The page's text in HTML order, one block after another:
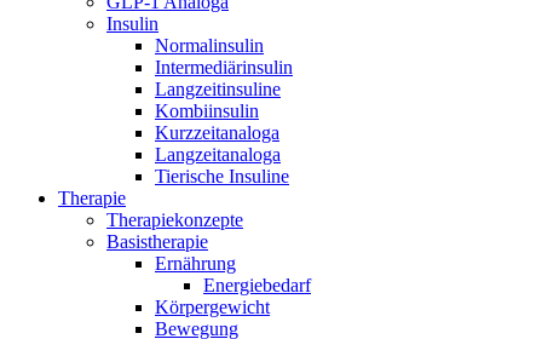
Insulin
Normalinsulin
Intermediärinsulin
Langzeitinsuline
Kombiinsulin
Kurzzeitanaloga
Langzeitanaloga
Tierische Insuline
Therapie
Therapiekonzepte
Basistherapie
Ernährung
Energiebedarf
Körpergewicht
Bewegung